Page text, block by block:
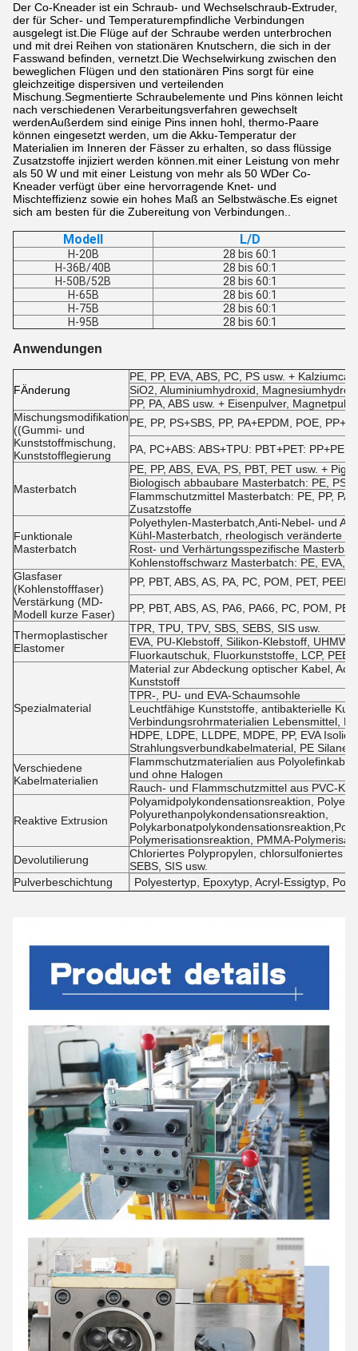
Der Co-Kneader ist ein Schraub- und Wechselschraub-Extruder,
der für Scher- und Temperaturempfindliche Verbindungen
ausgelegt ist.Die Flüge auf der Schraube werden unterbrochen
und mit drei Reihen von stationären Knutschern, die sich in der
Fasswand befinden, vernetzt.Die Wechselwirkung zwischen den
beweglichen Flügen und den stationären Pins sorgt für eine
gleichzeitige dispersiven und verteilenden
Mischung.Segmentierte Schraubelemente und Pins können leicht
nach verschiedenen Verarbeitungsverfahren gewechselt
werdenAußerdem sind einige Pins innen hohl, thermo-Paare
können eingesetzt werden, um die Akku-Temperatur der
Materialien im Inneren der Fässer zu erhalten, so dass flüssige
Zusatzstoffe injiziert werden können.mit einer Leistung von mehr
als 50 W und mit einer Leistung von mehr als 50 WDer Co-
Kneader verfügt über eine hervorragende Knet- und
Mischteffizienz sowie ein hohes Maß an Selbstwäsche.Es eignet
sich am besten für die Zubereitung von Verbindungen..
Modell L/D
H-20B
28 bis 60:1
H-36B/40B
28 bis 60:1
H-50B/52B
28 bis 60:1
H-65B
28 bis 60:1
H-75B
28 bis 60:1
H-95B
28 bis 60:1
Anwendungen
FÄnderung
PE, PP, EVA, ABS, PC, PS usw. +
SiO2, Aluminiumhydroxid,
PP, PA, ABS usw. + Eisenpulver,
Mischungsmodifikation
((Gummi- und
Kunststoffmischung,
Kunststofflegierung
PE, PP, PS+SBS, PP, PA+EPDM, POE,
PA, PC+ABS: ABS+TPU: PBT+PET: PP+PE
Masterbatch
PE, PP, ABS, EVA, PS, PBT, PET usw. +
Biologisch abbaubare Masterbatch: PE, PS,
Flammschutzmittel Masterbatch: PE, PP,
Zusatzstoffe
Funktionale
Masterbatch
Polyethylen-Masterbatch,Anti-Nebel- und
Kühl-Masterbatch, rheologisch veränderte
Rost- und Verhärtungsspezifische
Kohlenstoffschwarz Masterbatch: PE, EVA,
Glasfaser
(Kohlenstofffaser)
Verstärkung (MD-
Modell kurze Faser)
PP, PBT, ABS, AS, PA, PC, POM, PET,
PP, PBT, ABS, AS, PA6, PA66, PC, POM,
Thermoplastischer
Elastomer
TPR, TPU, TPV, SBS, SEBS, SIS usw.
EVA, PU-Klebstoff, Silikon-Klebstoff,
Fluorkautschuk, Fluorkunststoffe, LCP,
Spezialmaterial
Material zur Abdeckung optischer Kabel,
Kunststoff
TPR-, PU- und EVA-Schaumsohle
Leuchtfähige Kunststoffe, antibakterielle
Verbindungsrohrmaterialien Lebensmittel,
HDPE, LDPE, LLDPE, MDPE, PP, EVA
Strahlungsverbundkabelmaterial, PE Silane-
Verschiedene
Kabelmaterialien
Flammschutzmaterialien aus
und ohne Halogen
Rauch- und Flammschutzmittel aus PVC-
Reaktive Extrusion
Polyamidpolykondensationsreaktion,
Polyurethanpolykondensationsreaktion,
Polymerisationsreaktion, PMMA-
Devolutilierung
Chloriertes Polypropylen, chlorsulfoniertes
SEBS, SIS usw.
Pulverbeschichtung
Polyestertyp, Epoxytyp, Acryl-Essigtyp,